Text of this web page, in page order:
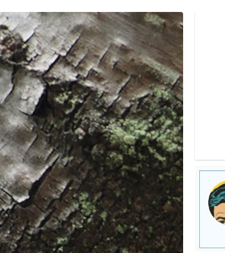
イメージしたライトア
イトアップの点灯時
時30分。 「フォト
まわり畑内） 噴水
Fresh Sun（爽やか
臨海水族園入口前の演
Night（深海の夜）」